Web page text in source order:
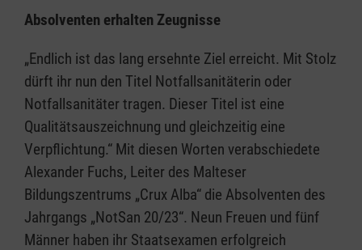
Absolventen erhalten Zeugnisse
„Endlich ist das lang ersehnte Ziel erreicht. Mit Stolz
dürft ihr nun den Titel Notfallsanitäterin oder
Notfallsanitäter tragen. Dieser Titel ist eine
Qualitätsauszeichnung und gleichzeitig eine
Verpflichtung.“ Mit diesen Worten verabschiedete
Alexander Fuchs, Leiter des Malteser
Bildungszentrums „Crux Alba“ die Absolventen des
Jahrgangs „NotSan 20/23“. Neun Freuen und fünf
Männer haben ihr Staatsexamen erfolgreich